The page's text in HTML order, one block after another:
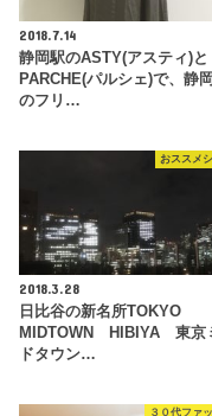
2018.7.14
静岡駅のASTY(アスティ)と
PARCHE(パルシェ)で、静
のフリ…
おススメ
2018.3.28
日比谷の新名所TOKYO
MIDTOWN HIBIYA 東京
ドタウン…
３０代ファ